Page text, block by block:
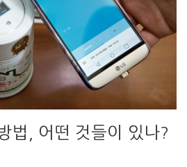
법, 어떤 것들이 있나?